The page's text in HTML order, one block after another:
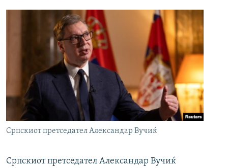
Српскиот претседател Александар Вучиќ
Српскиот претседател Александар Вучиќ